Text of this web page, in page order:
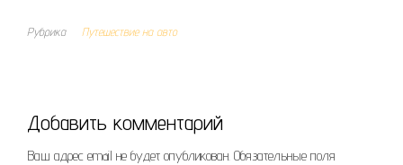
Рубрика Путешествие на авто
Добавить комментарий
Ваш адрес email не будет опубликован. Обязательные поля